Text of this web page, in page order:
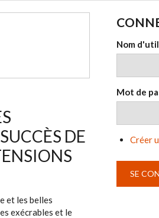
DE
et les belles
exécrables et le
Nom
Mot de
Créer